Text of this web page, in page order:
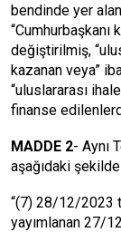
bendinde yer alan
“Cumhurbaşkanı
değiştirilmiş,
kazanan veya”
“uluslararası
finanse
MADDE 2- Aynı
aşağıdaki
“(7) 28/12/2023
yayımlanan 27/